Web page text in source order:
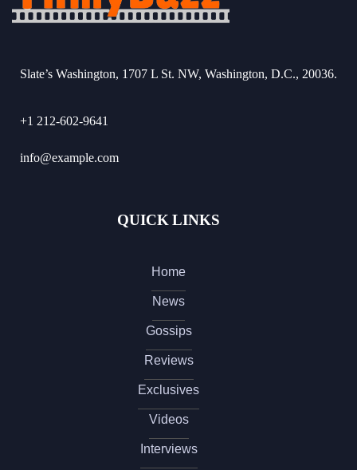
Slate’s Washington, 1707 L St. NW, Washington, D.C., 20036.
+1 212-602-9641
info@example.com
QUICK LINKS
Home
News
Gossips
Reviews
Exclusives
Videos
Interviews